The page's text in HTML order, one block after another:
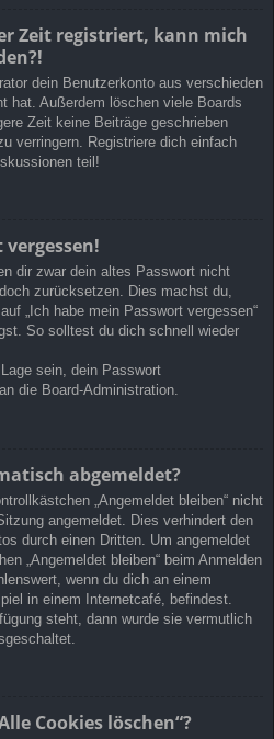
Zeit registriert, kann mich
dein Benutzerkonto aus verschieden
hat. Außerdem löschen viele Boards
Zeit keine Beiträge geschrieben
verringern. Registriere dich einfach
teil!
dir zwar dein altes Passwort nicht
zurücksetzen. Dies machst du,
„Ich habe mein Passwort vergessen“
So solltest du dich schnell wieder
sein, dein Passwort
die Board-Administration.
abgemeldet?
„Angemeldet bleiben“ nicht
angemeldet. Dies verhindert den
durch einen Dritten. Um angemeldet
„Angemeldet bleiben“ beim Anmelden
wenn du dich an einem
in einem Internetcafé, befindest.
steht, dann wurde sie vermutlich
Cookies löschen“?